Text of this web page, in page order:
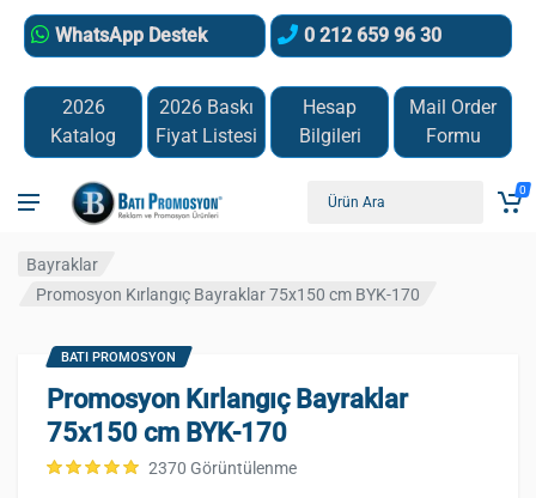
WhatsApp Destek 0 212 659 96 30
2026
Katalog
2026 Baskı
Fiyat Listesi
Hesap
Bilgileri
Mail Order
Formu
0
Bayraklar
Promosyon Kırlangıç Bayraklar 75x150 cm BYK-170
Promosyon Kırlangıç Bayraklar
75x150 cm BYK-170
2370 Görüntülenme
BATI PROMOSYON